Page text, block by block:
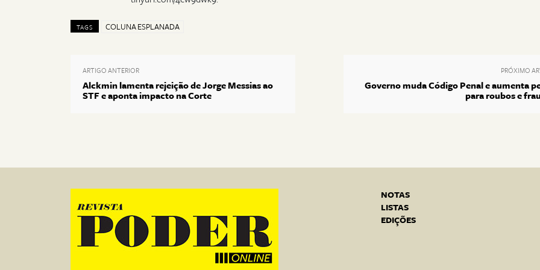
TAGS COLUNA ESPLANADA
ARTIGO ANTERIOR
Alckmin lamenta rejeição de Jorge Messias ao
STF e aponta impacto na Corte
PRÓXIMO
Governo muda Código Penal e aumenta
para roubos e
NOTAS
LISTAS
EDIÇÕES